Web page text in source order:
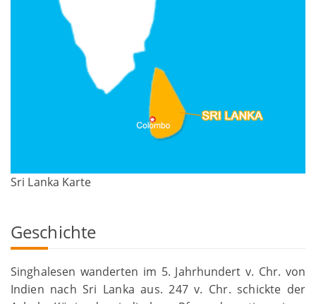
Sri Lanka Karte
Geschichte
Singhalesen wanderten im 5. Jahrhundert v. Chr. von
Indien nach Sri Lanka aus. 247 v. Chr. schickte der